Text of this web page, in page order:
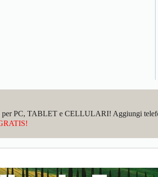
per PC, TABLET e CELLULARI! Aggiungi